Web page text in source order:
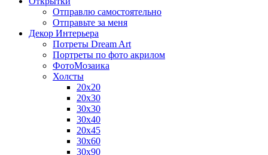
Отправлю самостоятельно
Отправьте за меня
Декор Интерьера
Потреты Dream Art
Портреты по фото акрилом
ФотоМозаика
Холсты
20х20
20х30
30х30
30х40
20х45
30х60
30х90